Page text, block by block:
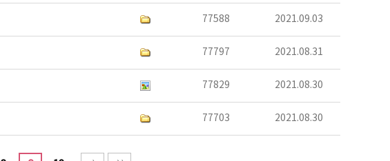
77588 2021.09.03
77797 2021.08.31
77829 2021.08.30
77703 2021.08.30